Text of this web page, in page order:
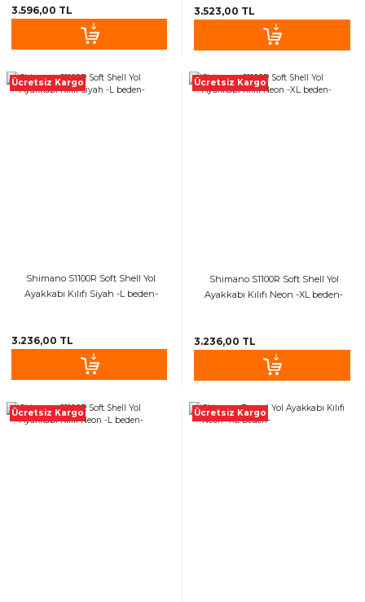
3.596,00 TL 3.523,00 TL
Ücretsiz Kargo
Shimano S1100R Soft Shell Yol
Ayakkabı Kılıfı Siyah -L beden-
3.236,00 TL
Ücretsiz Kargo
Shimano S1100R Soft Shell Yol
Ayakkabı Kılıfı Neon -XL beden-
3.236,00 TL
Ücretsiz Kargo Ücretsiz Kargo